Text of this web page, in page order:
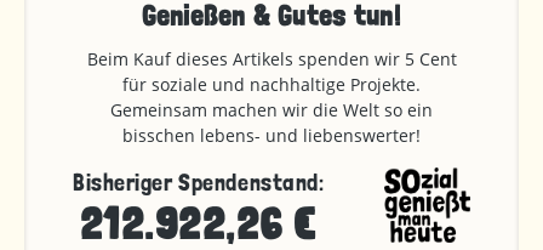
Genießen & Gutes tun!
Beim Kauf dieses Artikels spenden wir 5 Cent
für soziale und nachhaltige Projekte.
Gemeinsam machen wir die Welt so ein
bisschen lebens- und liebenswerter!
Bisheriger Spendenstand:
212.922,26 €